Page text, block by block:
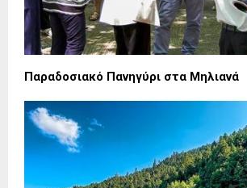
Παραδοσιακό Πανηγύρι στα Μηλιανά